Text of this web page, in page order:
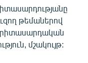
թեմաներով
մշակույթ: